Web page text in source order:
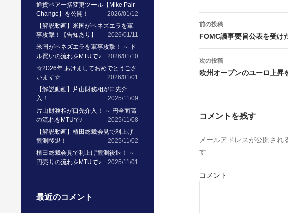
o
k
共
す
に
ク
ッ
だ
さ
新
ド
ウ
て
t
e
有
新
ン
ド
開
て
g
e
有
新
ン
ド
開
き
稿
ビ
ゲ
シ
ョ
前の投稿
FOMC議事要旨公表を受け
次の投稿
欧州オープンのユーロ上昇
コメントを残す
メールアドレスが公開され
す
コメント
通貨ペア一括変更ツール【Mike Pair
Change】を公開！
2026/01/12
【解説動画】米国がベネズエラを軍
事攻撃！【告知あり】
2026/01/11
米国がベネズエラを軍事攻撃！ ～ ド
ル買いの流れをMTUで♪
2026/01/10
☆2026年 あけましておめでとうござ
います☆
2026/01/01
【解説動画】片山財務相が口先介
入！
2025/11/09
片山財務相が口先介入！ ～ 円全面高
の流れをMTUで♪
2025/11/08
【解説動画】植田総裁会見で利上げ
観測後退！
2025/11/02
植田総裁会見で利上げ観測後退！ ～
円売りの流れをMTUで♪
2025/11/01
最近のコメント